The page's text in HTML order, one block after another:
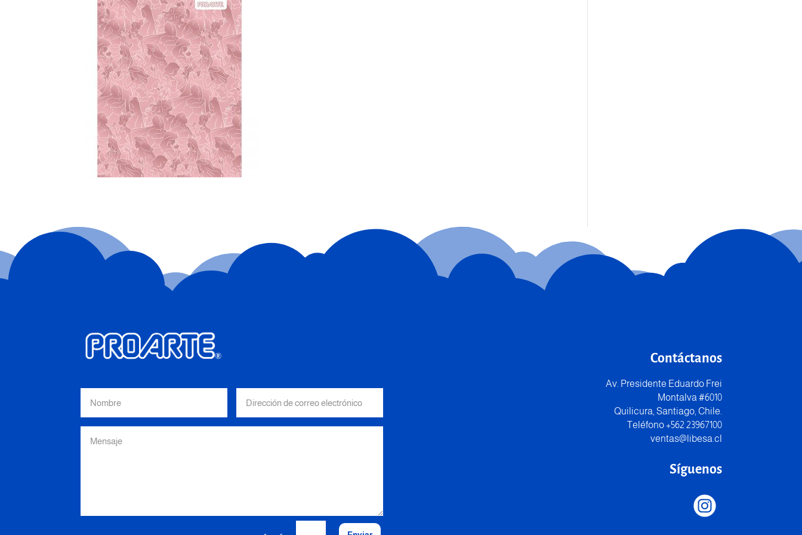
Contáctanos
Av. Presidente Eduardo Frei
Montalva #6010
Quilicura, Santiago, Chile.
Teléfono +562 23967100
ventas@libesa.cl
Síguenos